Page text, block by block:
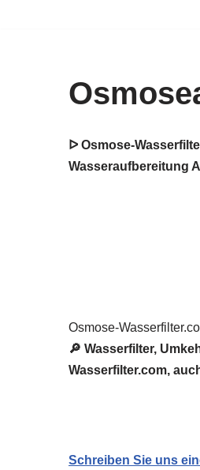
ᐅ Osmose-
Wasseraufbereitung
Osmose-
🔎 Wasserfilter,
Wasserfilter.com,
Schreiben Sie uns